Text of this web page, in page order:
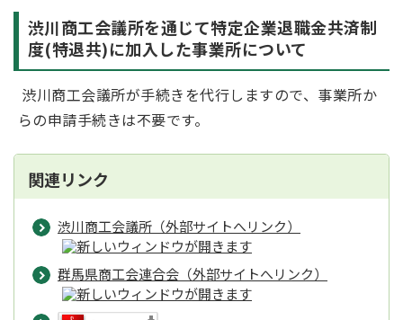
渋川商工会議所を通じて特定企業退職金共済制
度(特退共)に加入した事業所について
渋川商工会議所が手続きを代行しますので、事業所か
らの申請手続きは不要です。
関連リンク
渋川商工会議所（外部サイトへリンク）
群馬県商工会連合会（外部サイトへリンク）